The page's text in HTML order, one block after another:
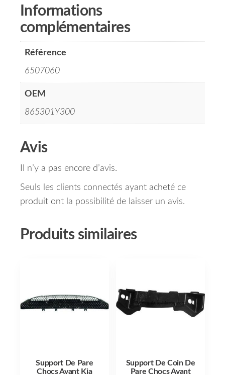
Informations
complémentaires
Référence
6507060
OEM
865301Y300
Avis
Il n’y a pas encore d’avis.
Seuls les clients connectés ayant acheté ce
produit ont la possibilité de laisser un avis.
Produits similaires
Support De Pare
Chocs Avant Kia
Support De Coin De
Pare Chocs Avant